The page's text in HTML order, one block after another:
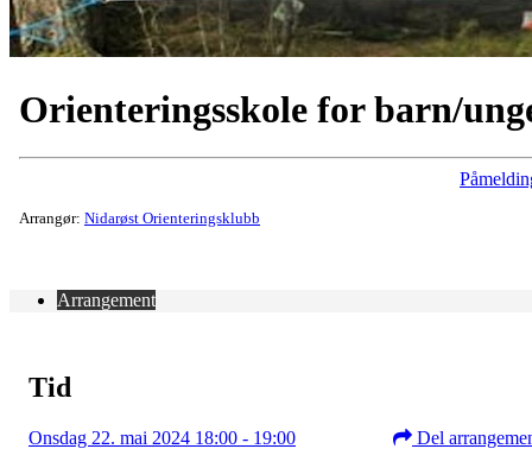
Orienteringsskole for barn/
Arrangør: Nidarøst Orienteringsklubb
Arrangement
Tid
Onsdag 22. mai 2024 18:00 - 19:00 Del